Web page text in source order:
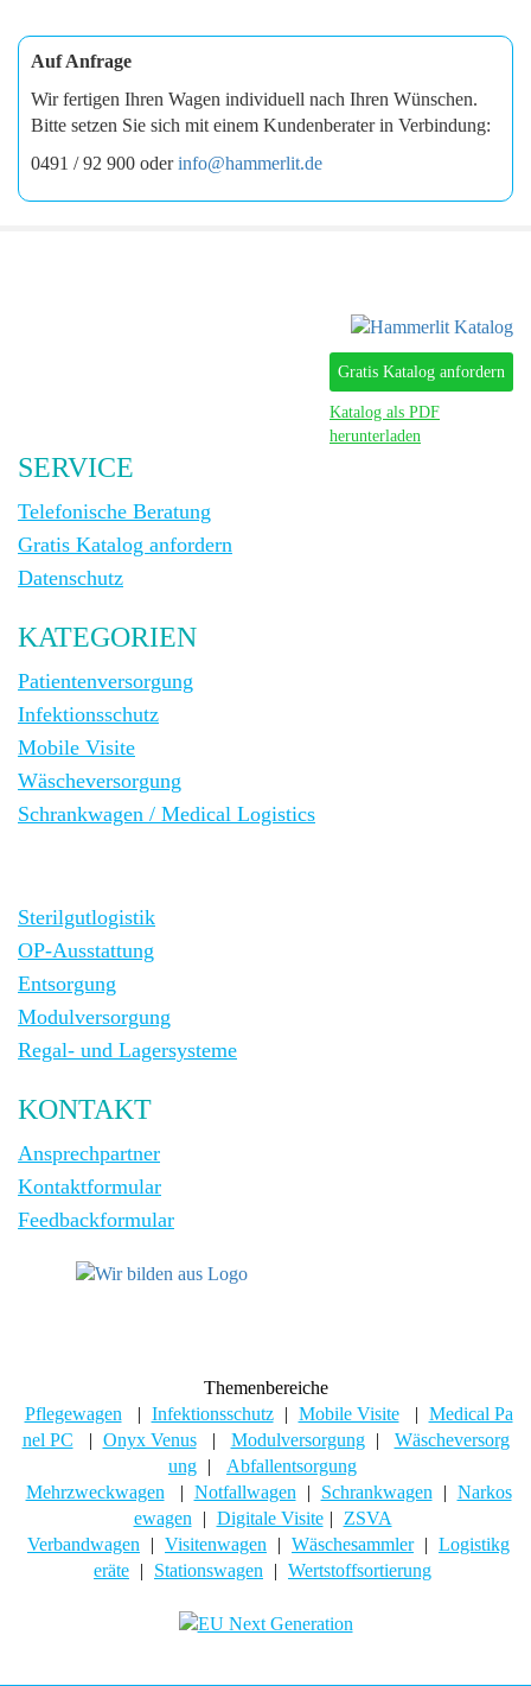
Auf Anfrage
Wir fertigen Ihren Wagen individuell nach Ihren Wünschen.
Bitte setzen Sie sich mit einem Kundenberater in Verbindung:
0491 / 92 900 oderinfo@hammerlit.de
Gratis Katalog anfordern
Katalog als PDF
herunterladen
SERVICE
Telefonische Beratung
Gratis Katalog anfordern
Datenschutz
KATEGORIEN
Patientenversorgung
Infektionsschutz
Mobile Visite
Wäscheversorgung
Schrankwagen / Medical Logistics
Sterilgutlogistik
OP-Ausstattung
Entsorgung
Modulversorgung
Regal- und Lagersysteme
KONTAKT
Ansprechpartner
Kontaktformular
Feedbackformular
Themenbereiche
Pflegewagen
| Infektionsschutz | Mobile Visite | Medical Pa
nel PC
| Onyx Venus | Modulversorgung |
Wäscheversorg
ung |
Abfallentsorgung
Mehrzweckwagen
| Notfallwagen | Schrankwagen | Narkos
ewagen
| Digitale Visite |
ZSVA
Verbandwagen
| Visitenwagen | Wäschesammler | Logistikg
eräte | Stationswagen | Wertstoffsortierung